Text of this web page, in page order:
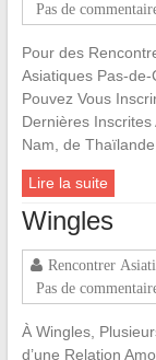
Pas de
Pour des
Asiatiques Pas-
Pouvez Vous
Dernières
Nam, de
Lire la suite
Wingles
Rencontrer
Pas de
À Wingles,
d’une Relation